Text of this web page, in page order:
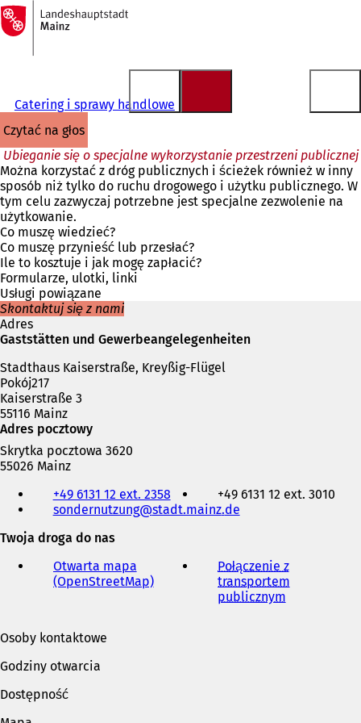
Przejdź do treści
Do
strony
głównej
Catering i sprawy handlowe
czytać na głos
Ubieganie się o specjalne wykorzystanie przestrzeni publicznej
Można korzystać z dróg publicznych i ścieżek również w inny
sposób niż tylko do ruchu drogowego i użytku publicznego. W
tym celu zazwyczaj potrzebne jest specjalne zezwolenie na
użytkowanie.
Co muszę wiedzieć?
Co muszę przynieść lub przesłać?
Ile to kosztuje i jak mogę zapłacić?
Formularze, ulotki, linki
Usługi powiązane
Skontaktuj się z nami
Adres
Gaststätten und Gewerbeangelegenheiten
Stadthaus Kaiserstraße, Kreyßig-Flügel
Pokój217
Kaiserstraße 3
55116 Mainz
Adres pocztowy
Skrytka pocztowa 3620
55026 Mainz
faks
adres
e-
+49 6131 12 ext. 2358
+49 6131 12 ext. 3010
sondernutzung
stadt.mainz de
Twoja droga do nas
Otwarta mapa
(OpenStreetMap)(
Połączenie z
transportem
publicznym
Osoby kontaktowe
Godziny otwarcia
Dostępność